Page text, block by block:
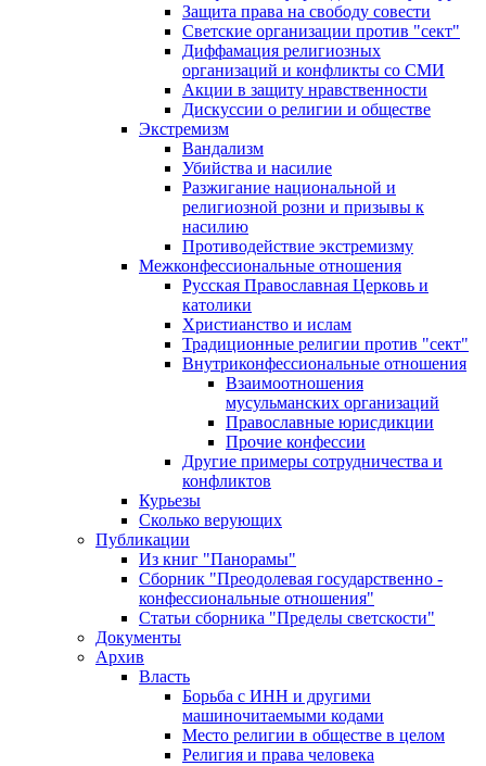
Защита права на свободу совести
Светские организации против "сект"
Диффамация религиозных
организаций и конфликты со СМИ
Акции в защиту нравственности
Дискуссии о религии и обществе
Экстремизм
Вандализм
Убийства и насилие
Разжигание национальной и
религиозной розни и призывы к
насилию
Противодействие экстремизму
Межконфессиональные отношения
Русская Православная Церковь и
католики
Христианство и ислам
Традиционные религии против "сект"
Внутриконфессиональные отношения
Взаимоотношения
мусульманских организаций
Православные юрисдикции
Прочие конфессии
Другие примеры сотрудничества и
конфликтов
Курьезы
Сколько верующих
Публикации
Из книг "Панорамы"
Сборник "Преодолевая государственно -
конфессиональные отношения"
Статьи сборника "Пределы светскости"
Документы
Архив
Власть
Борьба с ИНН и другими
машиночитаемыми кодами
Место религии в обществе в целом
Религия и права человека